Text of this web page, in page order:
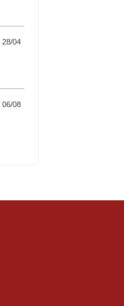
o
camarão
28/04
06/08